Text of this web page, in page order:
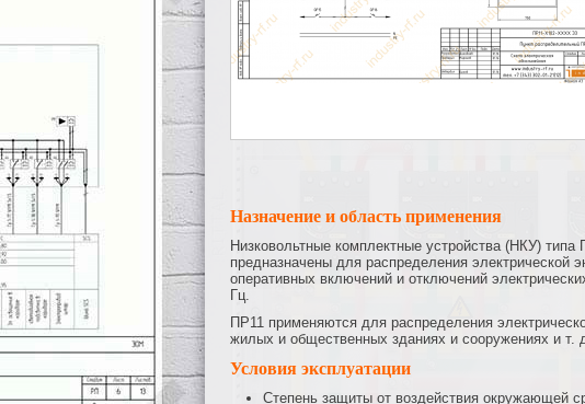
Назначение и область применения
Низковольтные комплектные устройства (НКУ)
предназначены для распределения электрической
оперативных включений и отключений
Гц.
ПР11 применяются для распределения
жилых и общественных зданиях и сооружениях и т.
Условия эксплуатации
Степень защиты от воздействия окружающей